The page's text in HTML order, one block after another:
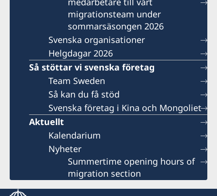
migrationsteam under
sommarsäsongen 2026
Svenska organisationer
Helgdagar 2026
Så stöttar vi svenska företag
Team Sweden
Så kan du få stöd
Svenska företag i Kina och Mongoliet
Aktuellt
Kalendarium
Nyheter
Summertime opening hours of
migration section